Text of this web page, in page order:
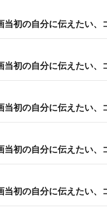
当初の自分に伝えたい、
当初の自分に伝えたい、
当初の自分に伝えたい、
当初の自分に伝えたい、
当初の自分に伝えたい、